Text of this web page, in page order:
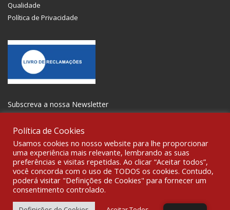
Qualidade
Política de Privacidade
Subscreva a nossa Newsletter
SOCIALIZE
© 2021 All rights reserved Gravoplot-Gravação,Impressão e
Sinalética Lda. WebDesign:
Fibra Design.
Política de Cookies
Usamos cookies no nosso website para lhe proporcionar
uma experiência mais relevante, lembrando as suas
preferências e visitas repetidas. Ao clicar “Aceitar todos”,
você concorda com o uso de TODOS os cookies. Contudo,
poderá visitar "Definições de Cookies" para fornecer um
consentimento controlado.